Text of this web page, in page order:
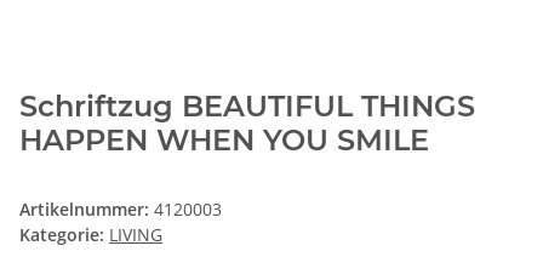
Schriftzug BEAUTIFUL THINGS
HAPPEN WHEN YOU SMILE
Artikelnummer: 4120003
Kategorie: LIVING